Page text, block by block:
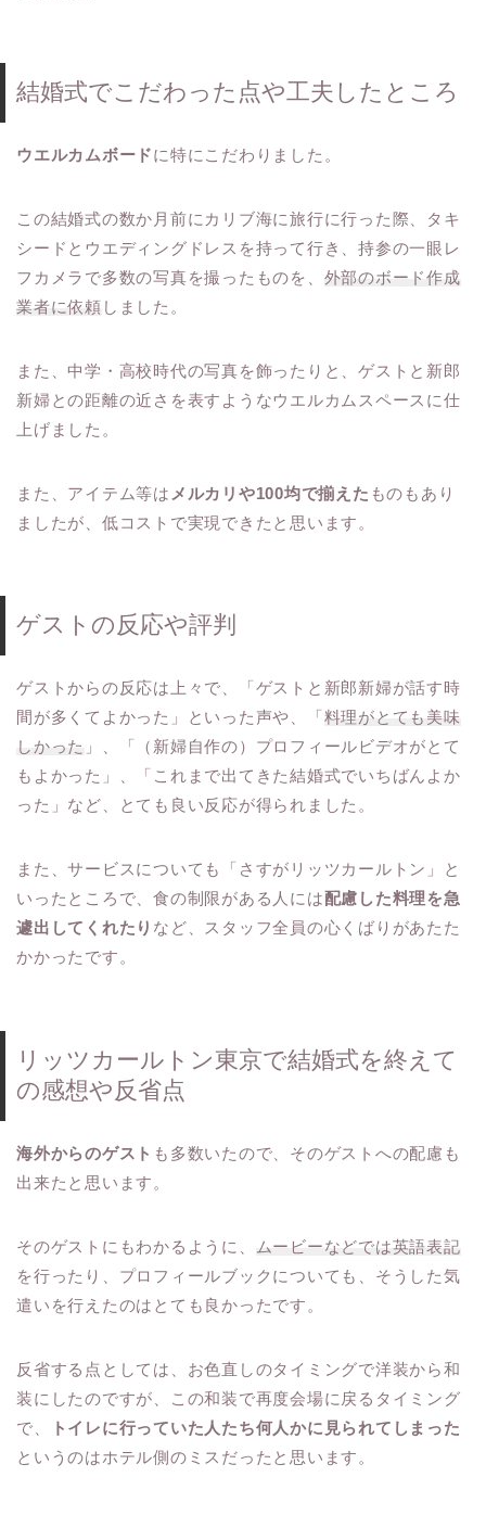
結婚式でこだわった点や工夫したところ
ウエルカムボードに特にこだわりました。
この結婚式の数か月前にカリブ海に旅行に行った際、タキ
シードとウエディングドレスを持って行き、持参の一眼レ
フカメラで多数の写真を撮ったものを、 外部のボード作成
業者に依頼 しました。
また、中学・高校時代の写真を飾ったりと、ゲストと新郎
新婦との距離の近さを表すようなウエルカムスペースに仕
上げました。
また、アイテム等は メルカリや100均で揃えた ものもあり
ましたが、低コストで実現できたと思います。
ゲストの反応や評判
ゲストからの反応は上々で、「ゲストと新郎新婦が話す時
間が多くてよかった」といった声や、「料理がとても美味
しかった 」、「（新婦自作の）プロフィールビデオがとて
もよかった」、「これまで出てきた結婚式でいちばんよか
った」など、とても良い反応が得られました。
また、サービスについても「さすがリッツカールトン」と
いったところで、食の制限がある人には配慮した料理を急
遽出してくれたり など、スタッフ全員の心くばりがあたた
かかったです。
リッツカールトン東京で結婚式を終えて
の感想や反省点
海外からのゲスト も多数いたので、そのゲストへの配慮も
出来たと思います。
そのゲストにもわかるように、
ムービーなどでは英語表記
を行ったり、プロフィールブックについても、そうした気
遣いを行えたのはとても良かったです。
反省する点としては、お色直しのタイミングで洋装から和
装にしたのですが、この和装で再度会場に戻るタイミング
で、
トイレに行っていた人たち何人かに見られてしまった
というのはホテル側のミスだったと思います。